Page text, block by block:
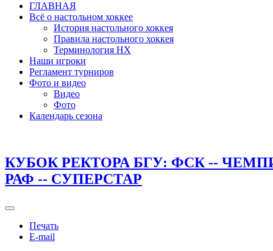
ГЛАВНАЯ
Всё о настольном хоккее
История настольного хоккея
Правила настольного хоккея
Терминология НХ
Наши игроки
Регламент турниров
Фото и видео
Видео
Фото
Календарь сезона
КУБОК РЕКТОРА БГУ: ФСК --
РАФ -- СУПЕРСТАР
Печать
E-mail